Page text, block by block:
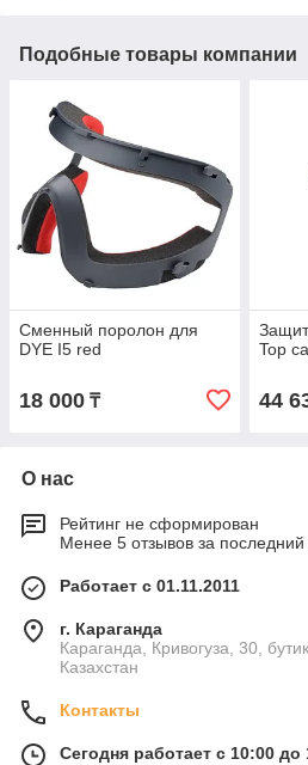
Подобные товары компании
Сменный поролон для
DYE I5 red
18 000 ₸
Top
44
О нас
Рейтинг не сформирован
Менее 5 отзывов за последний
Работает с 01.11.2011
г. Караганда
Караганда, Кривогуза, 30,
Казахстан
Контакты
Сегодня работает с 10:00 до